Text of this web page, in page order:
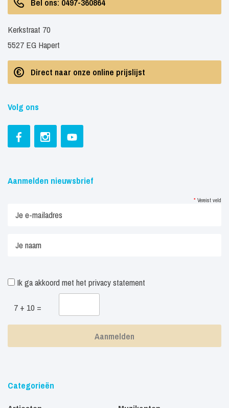
Bel ons: 0497-360864
Kerkstraat 70
5527 EG Hapert
Direct naar onze online prijslijst
Volg ons
Aanmelden nieuwsbrief
* Vereist veld
Ik ga akkoord met het privacy statement
7 + 10 =
Categorieën